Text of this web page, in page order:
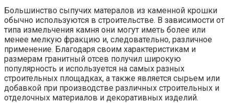
Большинство сыпучих матералов из каменной крошки
обычно используются в строительстве. В зависимости от
типа измельчения камня они могут иметь более или
менее мелкую фракцию и, следовательно, различное
применение. Благодаря своим характеристикам и
размерам гранитный отсев получил широкую
популярность и используется на самых разных
строительных площадках, а также является сырьем или
добавкой при производстве различных строительных и
отделочных материалов и декоративных изделий.